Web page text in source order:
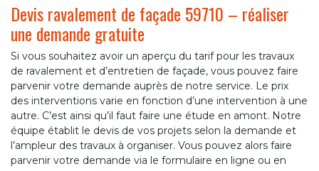
Devis ravalement de façade 59710 – réaliser
une demande gratuite
Si vous souhaitez avoir un aperçu du tarif pour les travaux
de ravalement et d’entretien de façade, vous pouvez faire
parvenir votre demande auprès de notre service. Le prix
des interventions varie en fonction d’une intervention à une
autre. C’est ainsi qu’il faut faire une étude en amont. Notre
équipe établit le devis de vos projets selon la demande et
l’ampleur des travaux à organiser. Vous pouvez alors faire
parvenir votre demande via le formulaire en ligne ou en